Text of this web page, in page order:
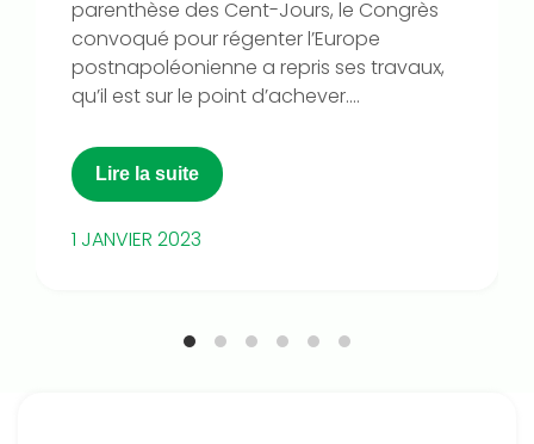
parenthèse des Cent-Jours, le Congrès
convoqué pour régenter l’Europe
postnapoléonienne a repris ses travaux,
qu’il est sur le point d’achever....
Lire la suite
1 JANVIER 2023